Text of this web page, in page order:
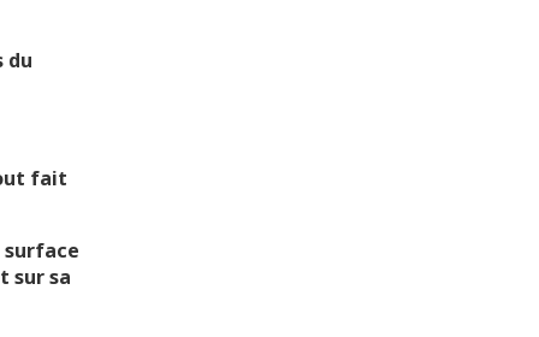
du
fait
sur sa